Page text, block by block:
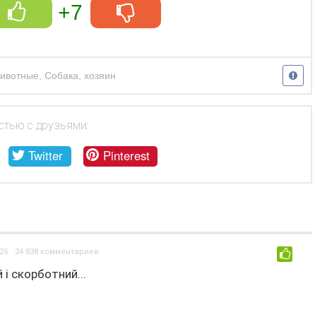
+7
Собака хозяин
с друзьями:
Twitter Pinterest
24 838 комментариев 0
скорботний...